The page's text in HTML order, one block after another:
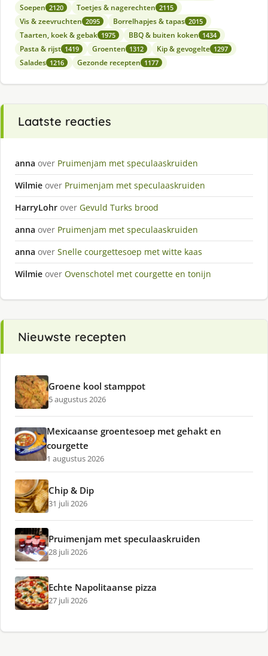
Soepen 2120 Toetjes & nagerechten 2115
Vis & zeevruchten 2095 Borrelhapjes & tapas 2015
Taarten, koek & gebak 1975 BBQ & buiten koken 1434
Pasta & rijst 1419 Groenten 1312 Kip & gevogelte 1297
Salades 1216 Gezonde recepten 1177
Laatste reacties
anna over Pruimenjam met speculaaskruiden
Wilmie over Pruimenjam met speculaaskruiden
HarryLohr over Gevuld Turks brood
anna over Pruimenjam met speculaaskruiden
anna over Snelle courgettesoep met witte kaas
Wilmie over Ovenschotel met courgette en tonijn
Nieuwste recepten
Groene kool stamppot
5 augustus 2026
Mexicaanse groentesoep met gehakt en
courgette
1 augustus 2026
Chip & Dip
31 juli 2026
Pruimenjam met speculaaskruiden
28 juli 2026
Echte Napolitaanse pizza
27 juli 2026